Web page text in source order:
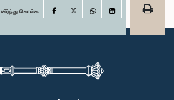
கொள்க Facebook